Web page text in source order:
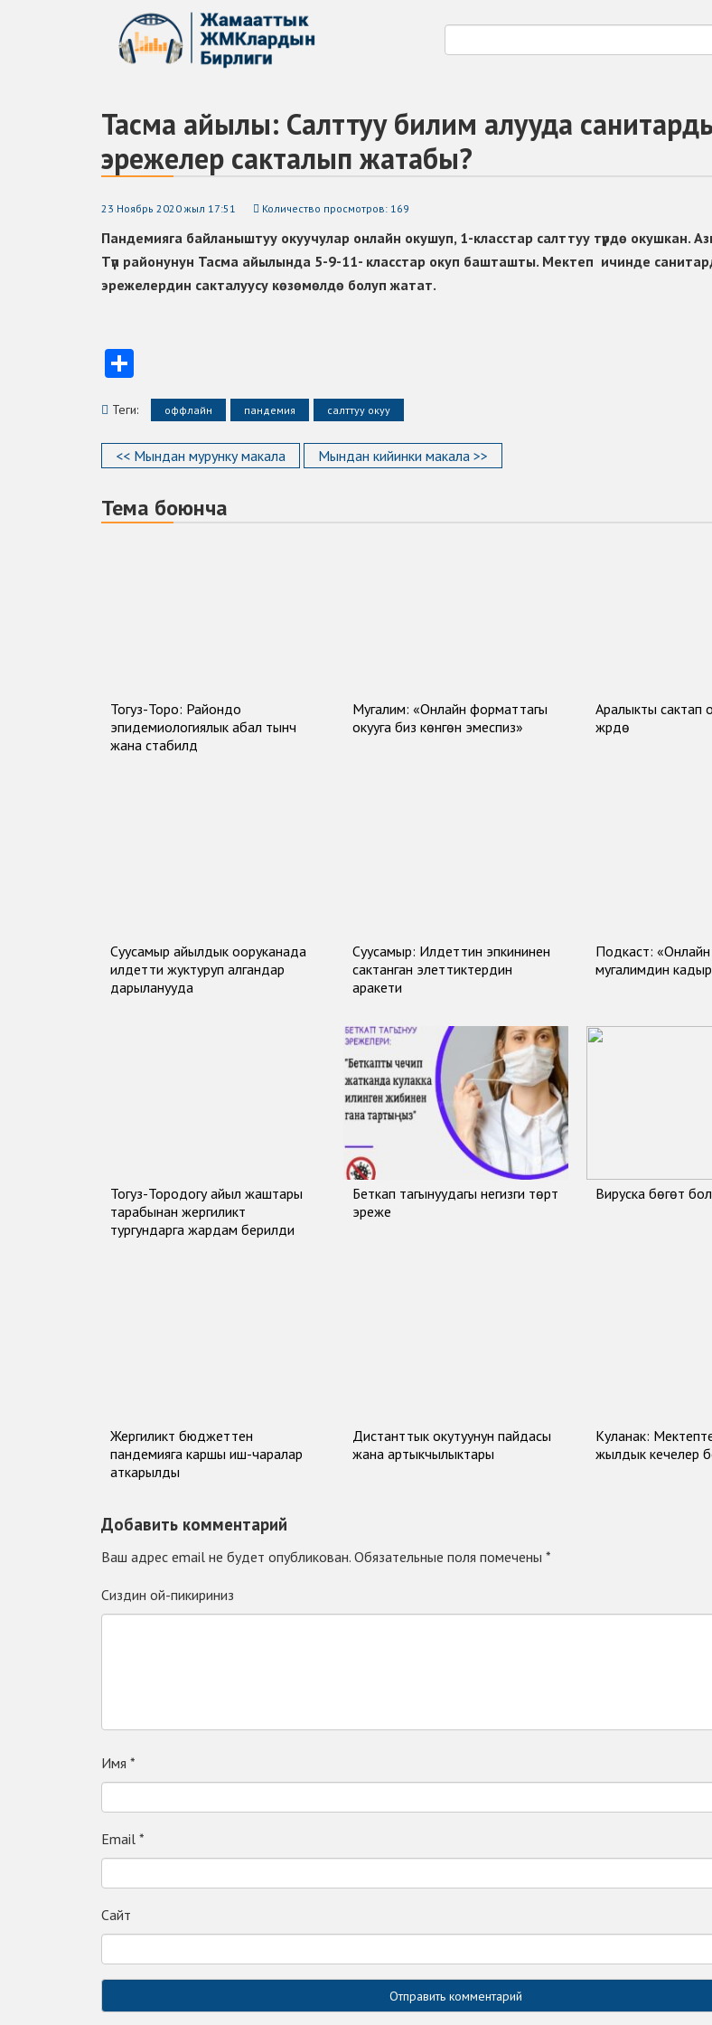
Тасма айылы: Салттуу билим алууда
эрежелер сакталып жатабы?
23 Ноябрь 2020 жыл 17:51 Количество просмотров: 169
Пандемияга байланыштуу окуучулар онлайн окушуп, 1-класстар салттуу түрдө окушкан.
Түп районунун Тасма айылында 5-9-11- класстар окуп башташты. Мектеп ичинде
эрежелердин сакталуусу көзөмөлдө болуп жатат.
Теги: оффлайн пандемия салттуу окуу
<< Мындан мурунку макала Мындан кийинки макала >>
Тема боюнча
Тогуз-Торо: Райондо
эпидемиологиялык абал тынч
жана стабилдүү
Мугалим: «Онлайн форматтагы
окууга биз көнгөн эмеспиз»
Аралыкты сактап
жүрүүдө
Суусамыр айылдык ооруканада
илдетти жуктуруп алгандар
дарыланууда
Суусамыр: Илдеттин эпкининен
сактанган элеттиктердин
аракети
Подкаст: «Онлайн
мугалимдин
Тогуз-Тородогу айыл жаштары
тарабынан жергиликтүү
тургундарга жардам берилди
Беткап тагынуудагы негизги төрт
эреже
Вируска бөгөт
Жергиликтүү бюджеттен
пандемияга каршы иш-чаралар
аткарылды
Дистанттык окутуунун пайдасы
жана артыкчылыктары
Куланак:
жылдык кечелер
Добавить комментарий
Ваш адрес email не будет опубликован. Обязательные поля помечены *
Сиздин ой-пикириниз
Имя *
Email *
Сайт